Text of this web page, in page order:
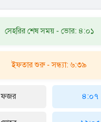
সেহরির শেষ সময় - ভোর: ৪:০১
ইফতার শুরু - সন্ধ্যা: ৬:৩৯
ফজর ৪:০৭